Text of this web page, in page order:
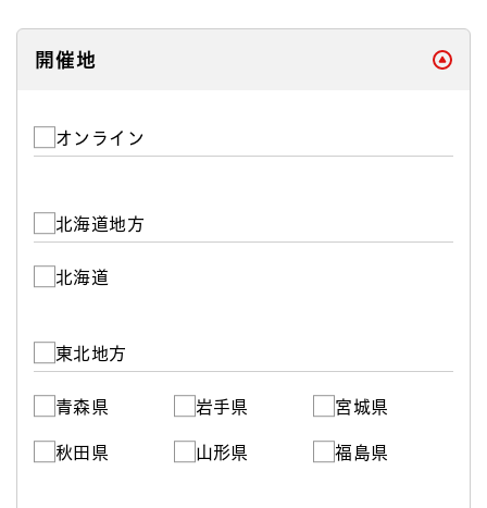
開催地 閉じる
オンライン
北海道地方
北海道
東北地方
青森県 岩手県 宮城県
秋田県 山形県 福島県